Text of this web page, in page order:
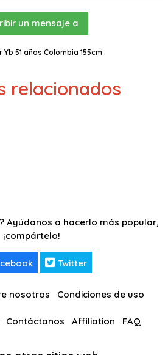
un mensaje a
Yb 51 años Colombia 155cm
relacionados
Ayúdanos a hacerlo más popular,
¡compártelo!
Twitter
nosotros Condiciones de uso
Contáctanos Affiliation FAQ